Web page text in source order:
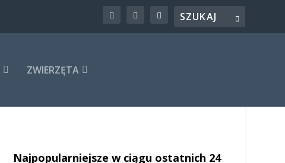
ZWIERZĘTA
Najpopularniejsze w ciągu ostatnich 24